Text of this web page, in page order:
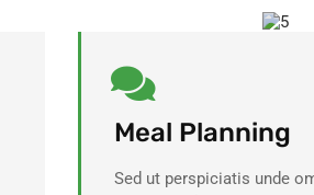
Meal Planning
Sed ut perspiciatis unde